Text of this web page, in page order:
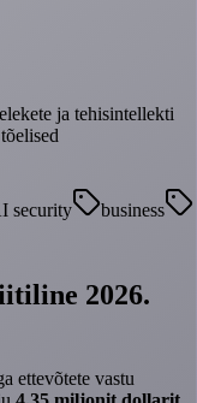
ja tehisintellekti
security
business
2026.
ettevõtete vastu